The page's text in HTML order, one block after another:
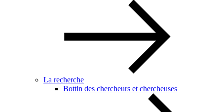
La recherche
Bottin des chercheurs et chercheuses